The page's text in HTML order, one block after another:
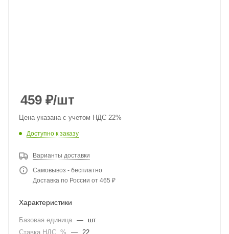
459 ₽/шт
Цена указана с учетом НДС 22%
Доступно к заказу
Варианты доставки
Самовывоз - бесплатно
Доставка по России от 465 ₽
Характеристики
Базовая единица —
шт
Ставка НДС, %
— 22